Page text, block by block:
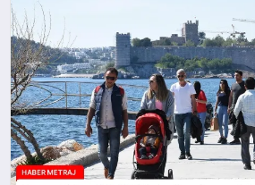
MAGAZİN
TEKNOLOJİ
SAĞLIK
EĞİTİM